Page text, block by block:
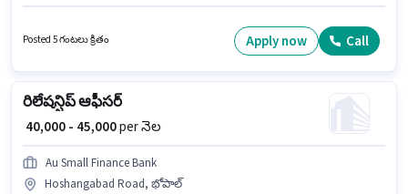
గ్రాడ్యుయేట్ డిగ్రీ/సర్టిఫికెట్ కలిగి ఉండాలి. ఈ ఉద్యోగం 3 - 5 ఏళ్లు సంవత్సరాల
అనుభవం ఉన్న వారికి కోసం అనుకూలంగా ఉంటుంది. మీరు నెలకు ₹50000 వరకు
Posted 5 గంటలు క్రితం Apply now Call
రిలేషన్షిప్ ఆఫీసర్
₹ 40,000 - 45,000per నెల
Au Small Finance Bank
Hoshangabad Road, భోపాల్